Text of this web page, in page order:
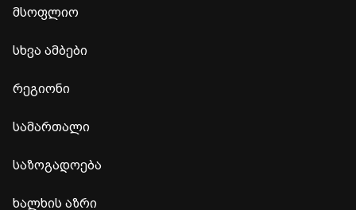
მსოფლიო
სხვა ამბები
რეგიონი
სამართალი
საზოგადოება
ხალხის აზრი